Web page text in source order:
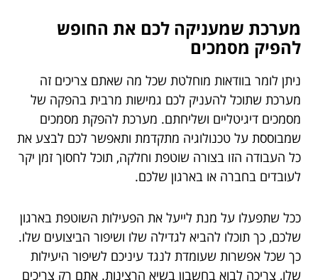
מערכת שמעניקה לכם את החופש
להפיק מסמכים
ניתן לומר בוודאות מוחלטת שכל מה שאתם צריכים זה
מערכת שתוכל להעניק לכם גמישות מרבית בהפקה של
מסמכים דיגיטליים ושליחתם. מערכת להפקת מסמכים
שמבוססת על טכנולוגיה מתקדמת ותאפשר לכם לבצע את
כל העבודה הזו בצורה שוטפת וחלקה, תוכל לחסוך זמן יקר
לעובדים בחברה או בארגון שלכם.
ככל שתפעלו על מנת לייעל את הפעילות השוטפת בארגון
שלכם, כך תוכלו להביא לגדילה שלו ושיפור הביצועים שלו.
כך שכל אפשרות שעומדת לנגד עיניכם לשיפור היעילות
שלו, צריכה לבוא בחשבון בשיא הרצינות. אתם רק צריכים